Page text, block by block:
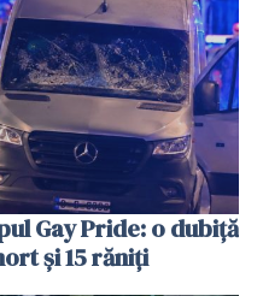
Gay Pride: o dubiță
și 15 răniți